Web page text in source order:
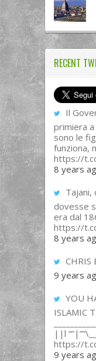
RECENT
Il
primiera
sono le
funziona,
https://
8 years
Tajani,
dovesse
era dal
https://
8 years
CHRIS
9 years
YOU
ISLAMIC
||l
https://
9 years